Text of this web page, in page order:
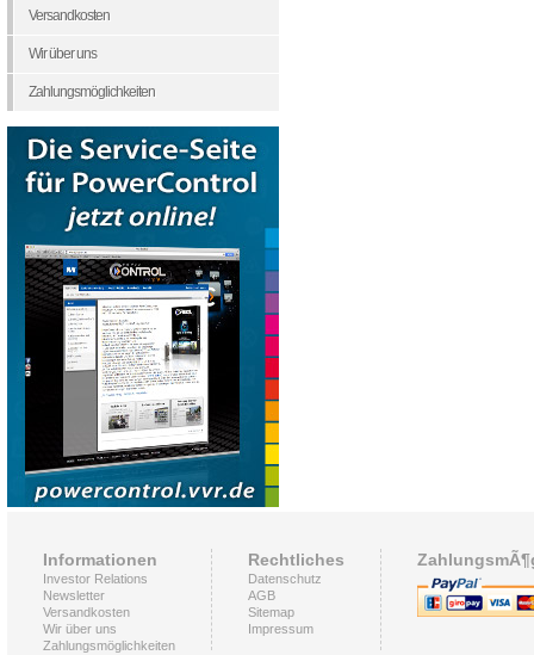
Versandkosten
Wir über uns
Zahlungsmöglichkeiten
Informationen
Investor Relations
Newsletter
Versandkosten
Wir über uns
Zahlungsmöglichkeiten
Rechtliches
Datenschutz
AGB
Sitemap
Impressum